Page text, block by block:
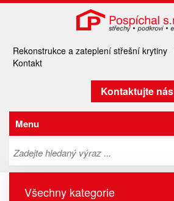
Rekonstrukce a zateplení střešní krytiny
Kontakt
Kontaktujte nás
Menu
Všechny kategorie